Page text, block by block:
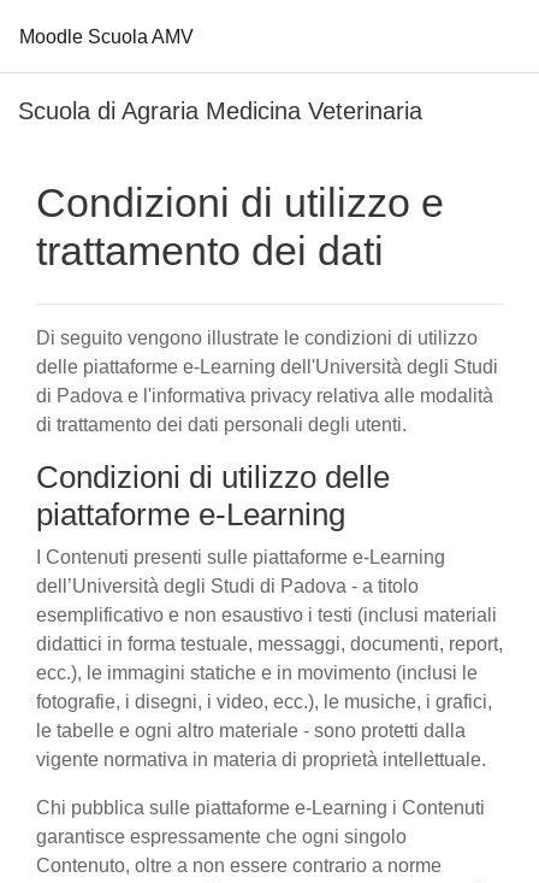
Moodle Scuola AMV
Scuola di Agraria Medicina Veterinaria
Condizioni di utilizzo e
trattamento dei dati
Di seguito vengono illustrate le condizioni di utilizzo
delle piattaforme e-Learning dell'Università degli Studi
di Padova e l'informativa privacy relativa alle modalità
di trattamento dei dati personali degli utenti.
Condizioni di utilizzo delle
piattaforme e-Learning
I Contenuti presenti sulle piattaforme e-Learning
dell’Università degli Studi di Padova - a titolo
esemplificativo e non esaustivo i testi (inclusi materiali
didattici in forma testuale, messaggi, documenti, report,
ecc.), le immagini statiche e in movimento (inclusi le
fotografie, i disegni, i video, ecc.), le musiche, i grafici,
le tabelle e ogni altro materiale - sono protetti dalla
vigente normativa in materia di proprietà intellettuale.
Chi pubblica sulle piattaforme e-Learning i Contenuti
garantisce espressamente che ogni singolo
Contenuto, oltre a non essere contrario a norme